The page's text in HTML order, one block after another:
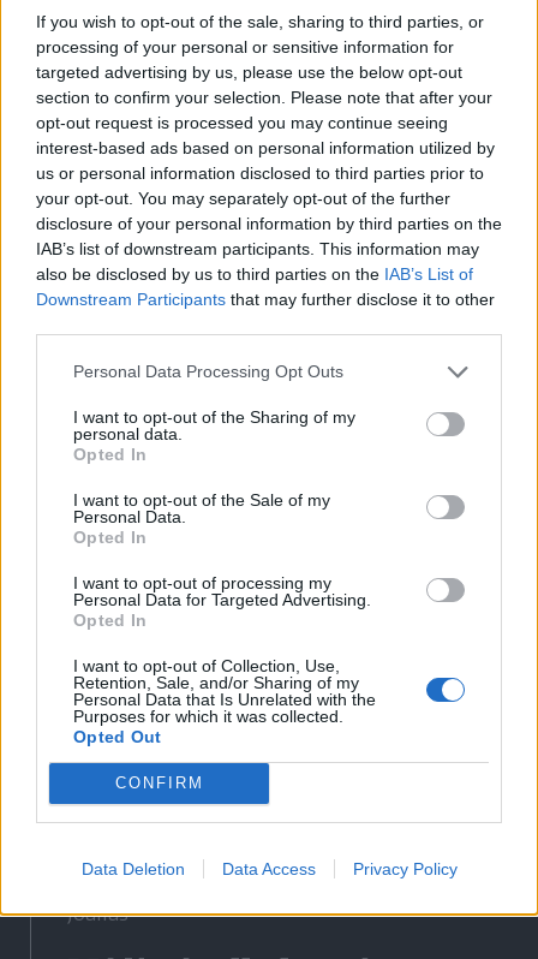
If you wish to opt-out of the sale, sharing to third parties, or
processing of your personal or sensitive information for
targeted advertising by us, please use the below opt-out
section to confirm your selection. Please note that after your
opt-out request is processed you may continue seeing
interest-based ads based on personal information utilized by
us or personal information disclosed to third parties prior to
your opt-out. You may separately opt-out of the further
disclosure of your personal information by third parties on the
IAB’s list of downstream participants. This information may
also be disclosed by us to third parties on the IAB’s List of
Downstream Participants that may further disclose it to other
Personal Data Processing Opt Outs
I want to opt-out of the Sharing of my
personal data.
Opted In
I want to opt-out of the Sale of my
Personal Data.
Opted In
I want to opt-out of processing my
Personal Data for Targeted Advertising.
Opted In
I want to opt-out of Collection, Use,
Retention, Sale, and/or Sharing of my
Personal Data that Is Unrelated with the
Purposes for which it was collected.
Opted Out
CONFIRM
Data Deletion Data Access Privacy Policy
Hasznos
Impresszum
Szerzői jogok
Adatvédelmi tájékoztató
Cookie-kezelési tájékoztató
Hozzászólási szabályzat
Nyomtatott lapjaink archívuma
Székely Hírmondó archívuma
Sütibeállítások
Médiatér
Liget
Krónika
Bihari Napló
Erdélyi Napló
Főtér
Rádió GaGa
Jóállás